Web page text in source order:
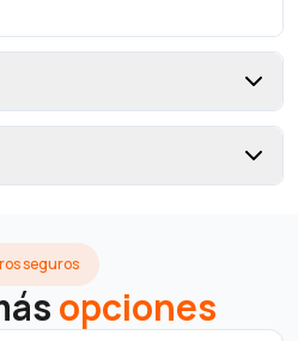
seguros
opciones